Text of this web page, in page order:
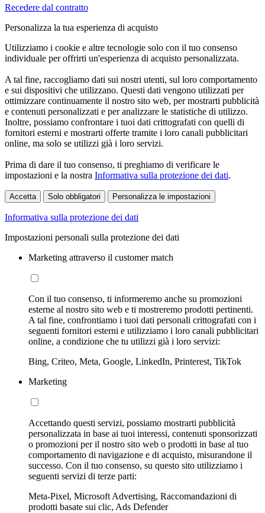
Recedere dal contratto
Personalizza la tua esperienza di acquisto
Utilizziamo i cookie e altre tecnologie solo con il tuo consenso
individuale per offrirti un'esperienza di acquisto personalizzata.
A tal fine, raccogliamo dati sui nostri utenti, sul loro comportamento
e sui dispositivi che utilizzano. Questi dati vengono utilizzati per
ottimizzare continuamente il nostro sito web, per mostrarti pubblicità
e contenuti personalizzati e per analizzare le statistiche di utilizzo.
Inoltre, possiamo confrontare i tuoi dati crittografati con quelli di
fornitori esterni e mostrarti offerte tramite i loro canali pubblicitari
online, ma solo se utilizzi già i loro servizi.
Prima di dare il tuo consenso, ti preghiamo di verificare le
impostazioni e la nostra Informativa sulla protezione dei dati.
Accetta Solo obbligatori Personalizza le impostazioni
Informativa sulla protezione dei dati
Impostazioni personali sulla protezione dei dati
Marketing attraverso il customer match
Con il tuo consenso, ti informeremo anche su promozioni
esterne al nostro sito web e ti mostreremo prodotti pertinenti.
A tal fine, confrontiamo i tuoi dati personali crittografati con i
seguenti fornitori esterni e utilizziamo i loro canali pubblicitari
online, a condizione che tu utilizzi già i loro servizi:
Bing, Criteo, Meta, Google, LinkedIn, Printerest, TikTok
Marketing
Accettando questi servizi, possiamo mostrarti pubblicità
personalizzata in base ai tuoi interessi, contenuti sponsorizzati
o promozioni per il nostro sito web o prodotti in base al tuo
comportamento di navigazione e di acquisto, misurandone il
successo. Con il tuo consenso, su questo sito utilizziamo i
seguenti servizi di terze parti:
Meta-Pixel, Microsoft Advertising, Raccomandazioni di
prodotti basate sui clic, Ads Defender